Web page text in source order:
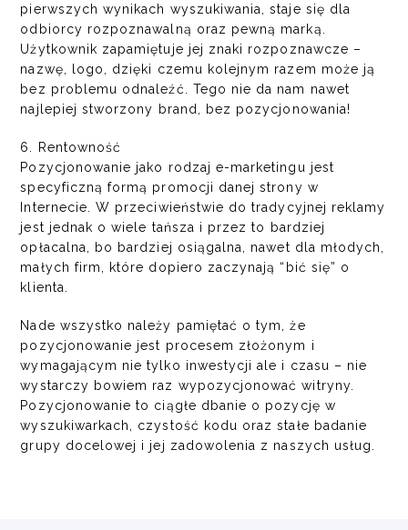
pierwszych wynikach wyszukiwania, staje się dla
odbiorcy rozpoznawalną oraz pewną marką.
Użytkownik zapamiętuje jej znaki rozpoznawcze –
nazwę, logo, dzięki czemu kolejnym razem może ją
bez problemu odnaleźć. Tego nie da nam nawet
najlepiej stworzony brand, bez pozycjonowania!
6. Rentowność
Pozycjonowanie jako rodzaj e-marketingu jest
specyficzną formą promocji danej strony w
Internecie. W przeciwieństwie do tradycyjnej reklamy
jest jednak o wiele tańsza i przez to bardziej
opłacalna, bo bardziej osiągalna, nawet dla młodych,
małych firm, które dopiero zaczynają “bić się” o
klienta.
Nade wszystko należy pamiętać o tym, że
pozycjonowanie jest procesem złożonym i
wymagającym nie tylko inwestycji ale i czasu – nie
wystarczy bowiem raz wypozycjonować witryny.
Pozycjonowanie to ciągłe dbanie o pozycję w
wyszukiwarkach, czystość kodu oraz stałe badanie
grupy docelowej i jej zadowolenia z naszych usług.